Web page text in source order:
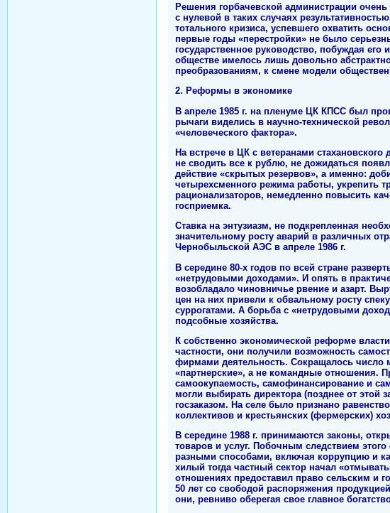
Решения горбачевской администрации
с нулевой в таких случаях
тотального кризиса, успевшего охватить
первые годы «перестройки» не было
государственное руководство, побуждая
обществе имелось лишь довольно
преобразованиям, к смене модели
2. Реформы в экономике
В апреле 1985 г. на пленуме ЦК КПСС был
рычаги виделись в научно-технической
«человеческого фактора».
На встрече в ЦК с ветеранами
не сводить все к рублю, не дожидаться
действие «скрытых резервов», а именно:
четырехсменного режима работы, укрепить
рационализаторов, немедленно повысить
госприемка.
Ставка на энтузиазм, не подкрепленная
значительному росту аварий в различных
Чернобыльской АЭС в апреле 1986 г.
В середине 80-х годов по всей стране
«нетрудовыми доходами». И опять в
возобладало чиновничье рвение и азарт.
цен на них привели к обвальному росту
суррогатами. А борьба с «нетрудовыми
подсобные хозяйства.
К собственно экономической реформе
частности, они получили возможность
фирмами деятельность. Сокращалось число
«партнерские», а не командные отношения.
самоокупаемость, самофинансирование и
могли выбирать директора (позднее от этой
госзаказом. На селе было признано
коллективов и крестьянских (фермерских)
В середине 1988 г. принимаются законы,
товаров и услуг. Побочным следствием
разными способами, включая коррупцию и
хилый тогда частный сектор начал
отношениях предоставил право сельским и
50 лет со свободой распоряжения
они, ревниво оберегая свое главное